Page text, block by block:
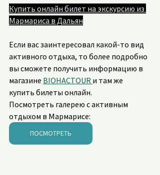
Купить онлайн билет на экскурсию из
Мармариса в Дальян
Если вас заинтересовал какой-то вид
активного отдыха, то более подробно
вы сможете получить информацию в
магазине BIOHACTOUR и там же
купить билеты онлайн.
Посмотреть галерею с активным
отдыхом в Мармарисе:
ПОСМОТРЕТЬ